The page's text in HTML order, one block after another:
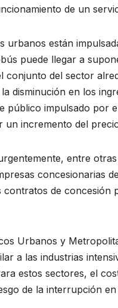
de un
urbanos están
puede llegar a
del sector
disminución en los
público impulsado por
un incremento del
entre
concesionarias
de concesión
Urbanos y
a las industrias
estos sectores, el
de la interrupción